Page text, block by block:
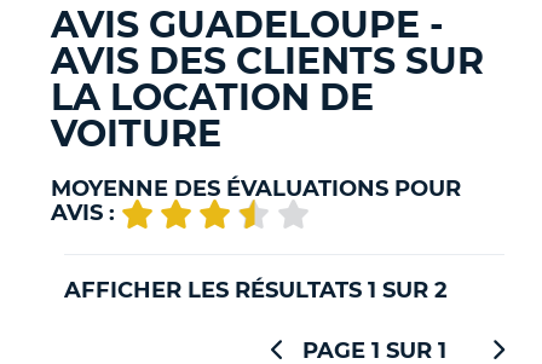
AVIS GUADELOUPE -
AVIS DES CLIENTS SUR
LA LOCATION DE
VOITURE
MOYENNE DES ÉVALUATIONS POUR
AVIS :
AFFICHER LES RÉSULTATS 1 SUR 2
PAGE 1 SUR 1